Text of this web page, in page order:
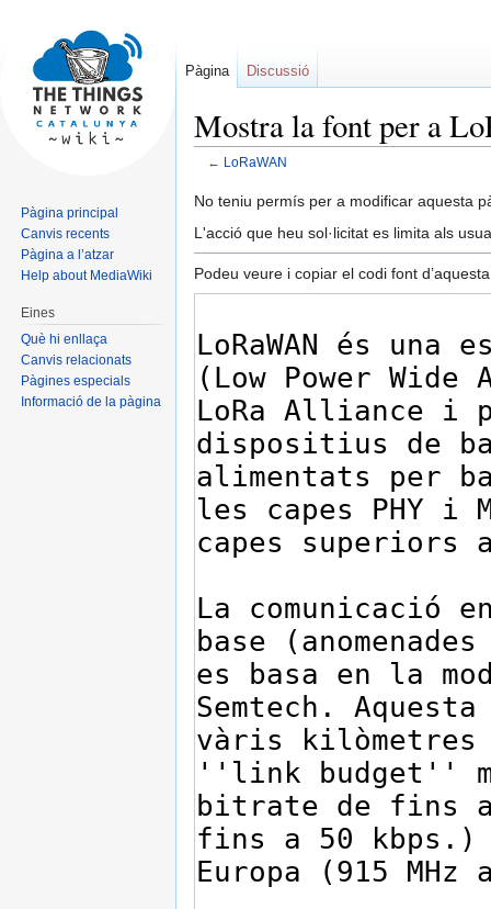
Mostra la font per a
← LoRaWAN
Jump
to
Jump
to
No teniu permís per a modificar aquesta
L'acció que heu sol·licitat es limita als
Podeu veure i copiar el codi font
Pàgina Discussió
Pàgina principal
Canvis recents
Pàgina a l’atzar
Help about MediaWiki
Eines
Què hi enllaça
Canvis relacionats
Pàgines especials
Informació de la pàgina